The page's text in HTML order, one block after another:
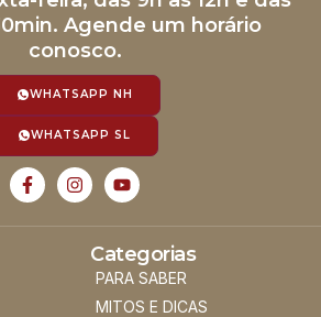
Agende um horário
conosco.
WHATSAPP NH
WHATSAPP SL
Categorias
PARA SABER
MITOS E DICAS